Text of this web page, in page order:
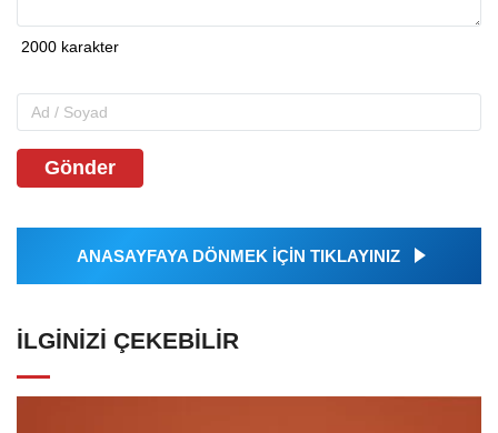
Gönder
ANASAYFAYA DÖNMEK İÇİN TIKLAYINIZ
İLGINIZI ÇEKEBILIR